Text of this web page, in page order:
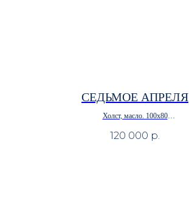
СЕДЬМОЕ АПРЕЛЯ
Холст, масло. 100х80
120 000 р.